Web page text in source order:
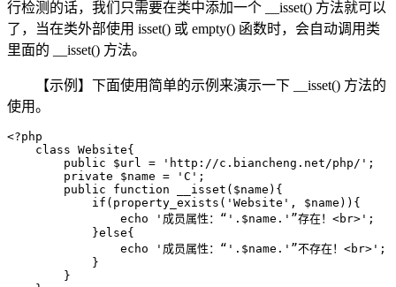
行检测的话，我们只需要在类中添加一个 __isset() 方法就可以
了，当在类外部使用 isset() 或 empty() 函数时，会自动调用类
里面的 __isset() 方法。
【示例】下面使用简单的示例来演示一下 __isset() 方法的
使用。
<?php
    class Website{
        public $url = 'http://c.biancheng.net/php/';
        private $name = 'C';
        public function __isset($name){
            if(property_exists('Website', $name)){
                echo '成员属性：“'.$name.'”存在！<br>';
            }else{
                echo '成员属性：“'.$name.'”不存在！<br>';
            }
        }